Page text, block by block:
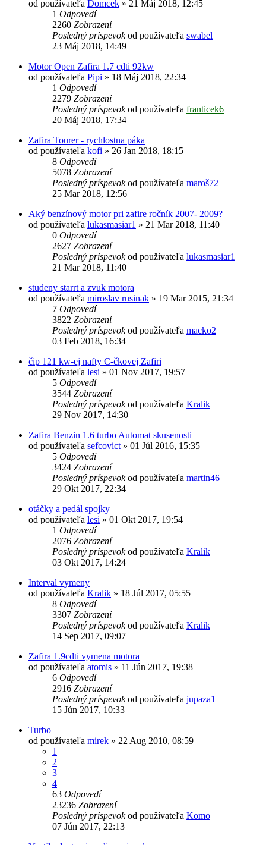
od používateľa Domcek » 21 Máj 2018, 12:45
1 Odpovedí
2260 Zobrazení
Posledný príspevokod používateľa swabel
23 Máj 2018, 14:49
Motor Open Zafira 1.7 cdti 92kw
od používateľa Pipi » 18 Máj 2018, 22:34
1 Odpovedí
2279 Zobrazení
Posledný príspevokod používateľa franticek6
20 Máj 2018, 17:34
Zafira Tourer - rychlostna páka
od používateľa kofi » 26 Jan 2018, 18:15
8 Odpovedí
5078 Zobrazení
Posledný príspevokod používateľa maroš72
25 Mar 2018, 12:56
Aký benzínový motor pri zafire ročník 2007- 2009?
od používateľa lukasmasiar1 » 21 Mar 2018, 11:40
0 Odpovedí
2627 Zobrazení
Posledný príspevokod používateľa lukasmasiar1
21 Mar 2018, 11:40
studeny starrt a zvuk motora
od používateľa miroslav rusinak » 19 Mar 2015, 21:34
7 Odpovedí
3822 Zobrazení
Posledný príspevokod používateľa macko2
03 Feb 2018, 16:34
čip 121 kw-ej nafty C-čkovej Zafiri
od používateľa lesi » 01 Nov 2017, 19:57
5 Odpovedí
3544 Zobrazení
Posledný príspevokod používateľa Kralik
29 Nov 2017, 14:30
Zafira Benzin 1.6 turbo Automat skusenosti
od používateľa sefcovict » 01 Júl 2016, 15:35
5 Odpovedí
3424 Zobrazení
Posledný príspevokod používateľa martin46
29 Okt 2017, 22:34
otáčky a pedál spojky
od používateľa lesi » 01 Okt 2017, 19:54
1 Odpovedí
2076 Zobrazení
Posledný príspevokod používateľa Kralik
03 Okt 2017, 14:24
Interval vymeny
od používateľa Kralik » 18 Júl 2017, 05:55
8 Odpovedí
3307 Zobrazení
Posledný príspevokod používateľa Kralik
14 Sep 2017, 09:07
Zafira 1.9cdti vymena motora
od používateľa atomis » 11 Jún 2017, 19:38
6 Odpovedí
2916 Zobrazení
Posledný príspevokod používateľa jupaza1
15 Jún 2017, 10:33
Turbo
od používateľa mirek » 22 Aug 2010, 08:59
1
2
3
4
63 Odpovedí
23236 Zobrazení
Posledný príspevokod používateľa Komo
07 Jún 2017, 22:13